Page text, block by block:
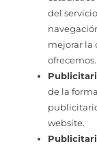
del
mejorar la
ofrecemos.
de la
website.